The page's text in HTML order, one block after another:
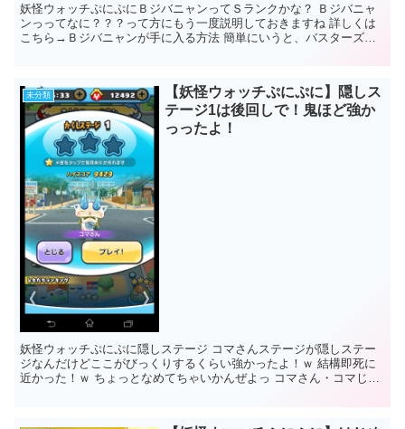
妖怪ウォッチぷにぷにＢジバニャンってＳランクかな？ Ｂジバニャ
ンっってなに？？？って方にもう一度説明しておきますね 詳しくは
こちら→Ｂジバニャンが手に入る方法 簡単にいうと、バスターズ赤
未分類
【妖怪ウォッチぷにぷに】隠しス
テージ1は後回しで！鬼ほど強か
っったよ！
妖怪ウォッチぷにぷに隠しステージ コマさんステージが隠しステー
ジなんだけどここがびっくりするくらい強かったよ！ｗ 結構即死に
近かった！ｗ ちょっとなめてちゃいかんぜよっ コマさん・コマじろ